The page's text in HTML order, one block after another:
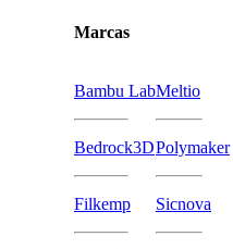
Marcas
Bambu Lab
Bedrock3D
Filkemp
Meltio
Polymaker
Sicnova